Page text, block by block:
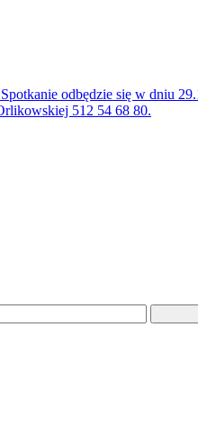
odbędzie się w dniu
512 54 68 80.